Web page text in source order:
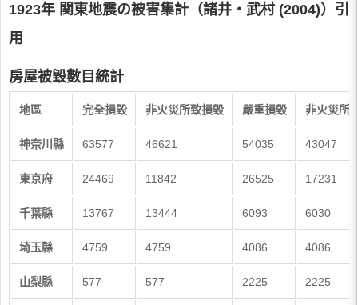
1923年 関東地震の被害集計（諸井・武村 (2004)）引
用
房屋被毀數目統計
地區 完全損毀 非火災所致損毀 嚴重損毀 非火災所
神奈川縣 63577 46621 54035 43047
東京府 24469 11842 26525 17231
千葉縣 13767 13444 6093 6030
埼玉縣 4759 4759 4086 4086
山梨縣 577 577 2225 2225